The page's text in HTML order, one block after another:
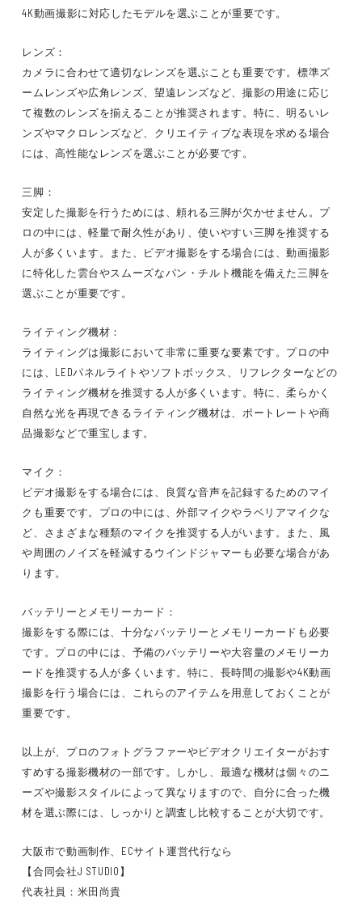
4K動画撮影に対応したモデルを選ぶことが重要です。
レンズ：
カメラに合わせて適切なレンズを選ぶことも重要です。標準ズ
ームレンズや広角レンズ、望遠レンズなど、撮影の用途に応じ
て複数のレンズを揃えることが推奨されます。特に、明るいレ
ンズやマクロレンズなど、クリエイティブな表現を求める場合
には、高性能なレンズを選ぶことが必要です。
三脚：
安定した撮影を行うためには、頼れる三脚が欠かせません。プ
ロの中には、軽量で耐久性があり、使いやすい三脚を推奨する
人が多くいます。また、ビデオ撮影をする場合には、動画撮影
に特化した雲台やスムーズなパン・チルト機能を備えた三脚を
選ぶことが重要です。
ライティング機材：
ライティングは撮影において非常に重要な要素です。プロの中
には、LEDパネルライトやソフトボックス、リフレクターなどの
ライティング機材を推奨する人が多くいます。特に、柔らかく
自然な光を再現できるライティング機材は、ポートレートや商
品撮影などで重宝します。
マイク：
ビデオ撮影をする場合には、良質な音声を記録するためのマイ
クも重要です。プロの中には、外部マイクやラベリアマイクな
ど、さまざまな種類のマイクを推奨する人がいます。また、風
や周囲のノイズを軽減するウインドジャマーも必要な場合があ
ります。
バッテリーとメモリーカード：
撮影をする際には、十分なバッテリーとメモリーカードも必要
です。プロの中には、予備のバッテリーや大容量のメモリーカ
ードを推奨する人が多くいます。特に、長時間の撮影や4K動画
撮影を行う場合には、これらのアイテムを用意しておくことが
重要です。
以上が、プロのフォトグラファーやビデオクリエイターがおす
すめする撮影機材の一部です。しかし、最適な機材は個々のニ
ーズや撮影スタイルによって異なりますので、自分に合った機
材を選ぶ際には、しっかりと調査し比較することが大切です。
大阪市で動画制作、ECサイト運営代行なら
【合同会社J STUDIO】
代表社員：米田尚貴